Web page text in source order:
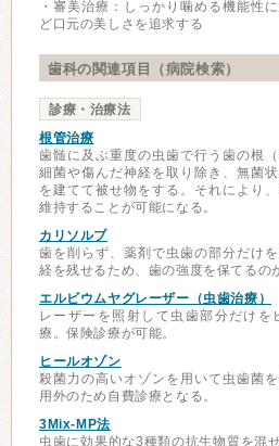
・審美治療：しっかり噛める機能性
ど口元の美しさを追求する
歯科の関連項目（病院検索）
診療・治療法
根管治療
歯髄に及ぶ重度の虫歯で行う歯の根
細菌や傷んだ神経を取り除き、無菌
を建てて被せ物をする。それにより
維持することが可能になる。
カリソルブ
歯を削らず、薬剤で虫歯の部分だけ
経を残せるため、歯の強度を保てるの
エルビウムヤグレーザー（虫歯治療）
レーザーを照射して虫歯部分だけを
療。保険診療が可能。
ヒールオゾン
殺菌力の高いオゾンを用いて虫歯菌
用外のため自費診療となる。
3Mix-MP法
虫歯に効果的な3種類の抗生物質を混